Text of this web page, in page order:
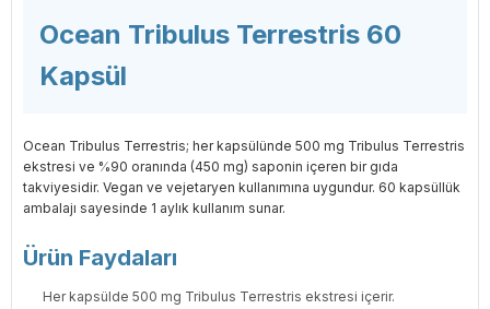
Ocean Tribulus Terrestris 60
Kapsül
Ocean Tribulus Terrestris; her kapsülünde 500 mg Tribulus Terrestris
ekstresi ve %90 oranında (450 mg) saponin içeren bir gıda
takviyesidir. Vegan ve vejetaryen kullanımına uygundur. 60 kapsüllük
ambalajı sayesinde 1 aylık kullanım sunar.
Ürün Faydaları
Her kapsülde 500 mg Tribulus Terrestris ekstresi içerir.